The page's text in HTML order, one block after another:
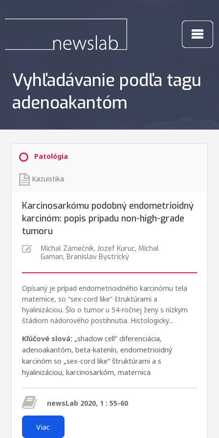
Vyhľadávanie podľa tagu
adenoakantóm
Patológia
Kazuistika
Karcinosarkómu podobný endometrioidný
karcinóm: popis prípadu non-high-grade
tumoru
Michal Zámečník, Jozef Kuruc, Michal
Gaman, Branislav Bystrický
Opísaný je prípad endometrioidného karcinómu tela
maternice, so “sex-cord like” štruktúrami a
hyalinizáciou. Šlo o tumor u 54-ročnej ženy s nízkym
štádiom nádorového postihnutia. Histologicky...
Kľúčové slová: „shadow cell“ diferenciácia,
adenoakantóm, beta-katenín, endometrioidný
karcinóm so „sex-cord like“ štruktúrami a s
hyalinizáciou, karcinosarkóm, maternica
newsLab 2020, 1 : 55-60
Viac